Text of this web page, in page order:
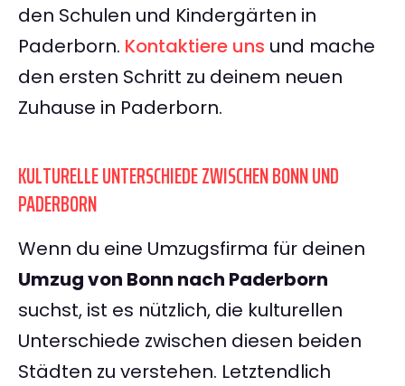
den Schulen und Kindergärten in
Paderborn. Kontaktiere uns und mache
den ersten Schritt zu deinem neuen
Zuhause in Paderborn.
KULTURELLE UNTERSCHIEDE ZWISCHEN BONN UND
PADERBORN
Wenn du eine Umzugsfirma für deinen
Umzug von Bonn nach Paderborn
suchst, ist es nützlich, die kulturellen
Unterschiede zwischen diesen beiden
Städten zu verstehen. Letztendlich